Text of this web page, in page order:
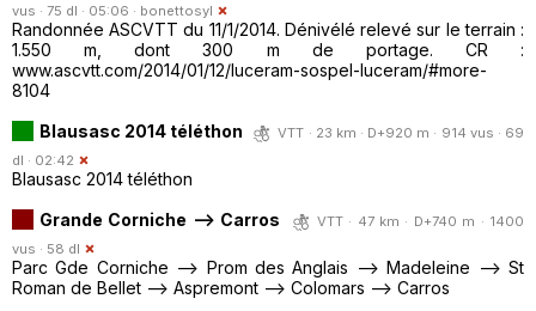
vus · 75 dl · 05:06 · bonettosyl
Randonnée ASCVTT du 11/1/2014. Dénivélé relevé sur le terrain :
1.550 m, dont 300 m de portage. CR :
www.ascvtt.com/2014/01/12/luceram-sospel-luceram/#more-
8104
Blausasc 2014 téléthon
VTT · 23 km · D+920 m · 914 vus · 69
dl · 02:42
Blausasc 2014 téléthon
Grande Corniche --> Carros
VTT · 47 km · D+740 m · 1400
vus · 58 dl
Parc Gde Corniche --> Prom des Anglais --> Madeleine --> St
Roman de Bellet --> Aspremont --> Colomars --> Carros